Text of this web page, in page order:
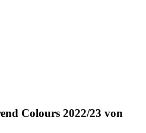
Colours 2022/23 von